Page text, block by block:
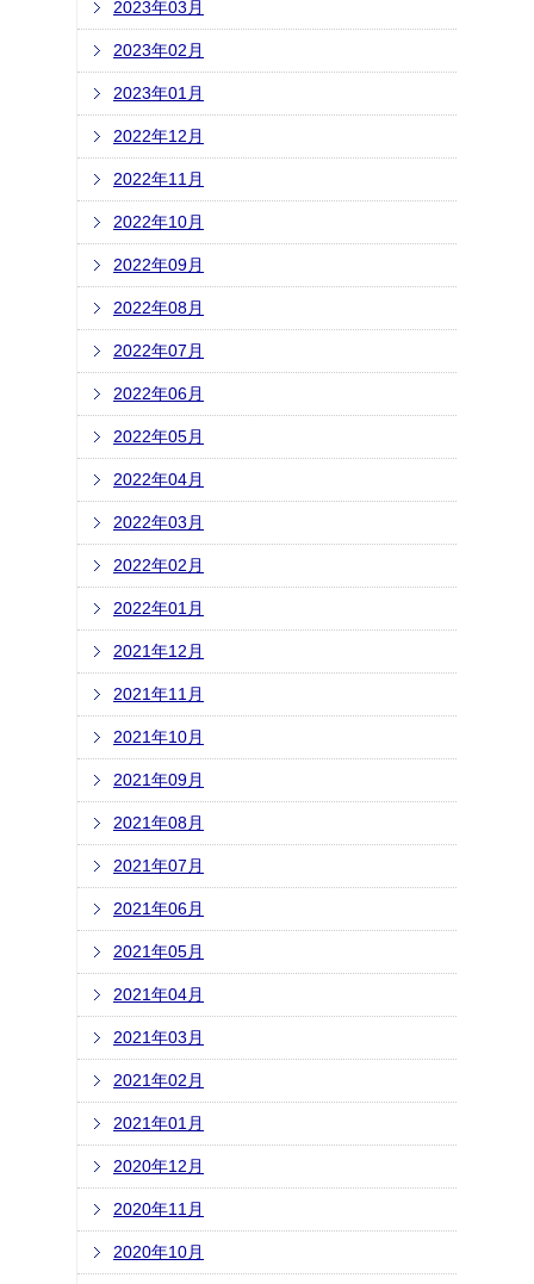
2023年03月
2023年02月
2023年01月
2022年12月
2022年11月
2022年10月
2022年09月
2022年08月
2022年07月
2022年06月
2022年05月
2022年04月
2022年03月
2022年02月
2022年01月
2021年12月
2021年11月
2021年10月
2021年09月
2021年08月
2021年07月
2021年06月
2021年05月
2021年04月
2021年03月
2021年02月
2021年01月
2020年12月
2020年11月
2020年10月